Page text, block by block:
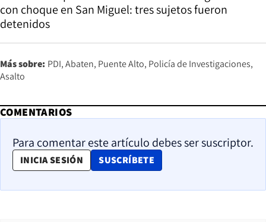
con choque en San Miguel: tres sujetos fueron
detenidos
Más sobre: PDI Abaten Puente Alto Policía de Investigaciones
Asalto
COMENTARIOS
Para comentar este artículo debes ser suscriptor.
INICIA SESIÓN SUSCRÍBETE
OPENS IN NEW WINDOW